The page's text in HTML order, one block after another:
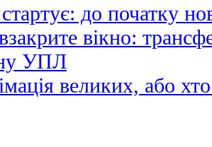
до початку
вікно:
УПЛ
великих, або